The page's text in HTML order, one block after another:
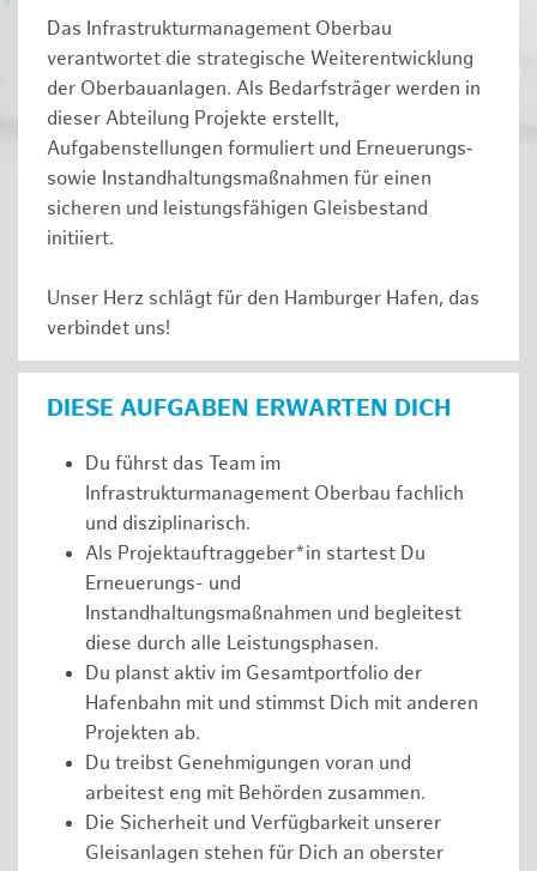
Das Infrastrukturmanagement Oberbau
verantwortet die strategische Weiterentwicklung
der Oberbauanlagen. Als Bedarfsträger werden in
dieser Abteilung Projekte erstellt,
Aufgabenstellungen formuliert und Erneuerungs‑
sowie Instandhaltungsmaßnahmen für einen
sicheren und leistungsfähigen Gleisbestand
initiiert.
Unser Herz schlägt für den Hamburger Hafen, das
verbindet uns!
DIESE AUFGABEN ERWARTEN DICH
Du führst das Team im
Infrastrukturmanagement Oberbau fachlich
und disziplinarisch.
Als Projektauftraggeber*in startest Du
Erneuerungs- und
Instandhaltungsmaßnahmen und begleitest
diese durch alle Leistungsphasen.
Du planst aktiv im Gesamtportfolio der
Hafenbahn mit und stimmst Dich mit anderen
Projekten ab.
Du treibst Genehmigungen voran und
arbeitest eng mit Behörden zusammen.
Die Sicherheit und Verfügbarkeit unserer
Gleisanlagen stehen für Dich an oberster